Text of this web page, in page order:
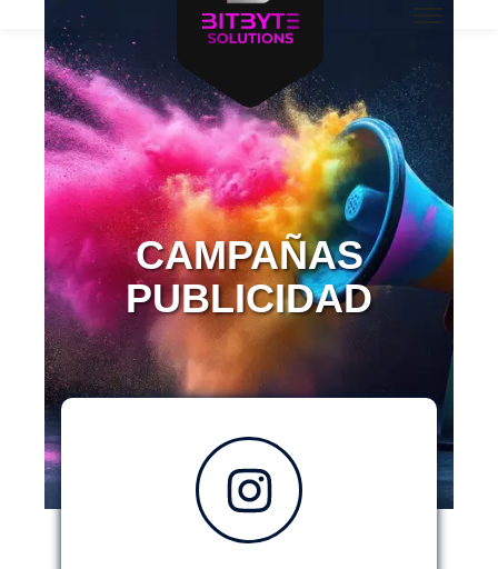
CAMPAÑAS
PUBLICIDAD